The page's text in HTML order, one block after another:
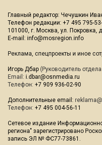
Главный редактор: Чечушкин
Телефон редакции: +7 495 795-
101000, г. Москва, ул. Покровка,
E-mail: info@mosregion.info
Реклама, спецпроекты и иное
Игорь Дбар (Руководитель
Email: i.dbar@osnmedia.ru
Телефон: +7 909 936-02-90
Дополнительные email:
Телефон: +7 495 004-56-11
Сетевое издание
региона" зарегистрировано
запись ЭЛ № ФС77-73861.